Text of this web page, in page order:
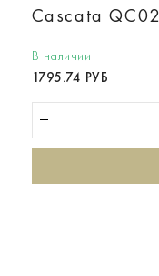
Cascata QC02
В наличии
1795.74 РУБ